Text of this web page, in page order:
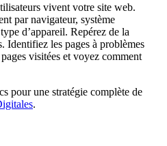
vivent votre site web.
par navigateur, système
d’appareil. Repérez de la
Identifiez les pages à problèmes
visitées et voyez comment
pour une stratégie complète de
.